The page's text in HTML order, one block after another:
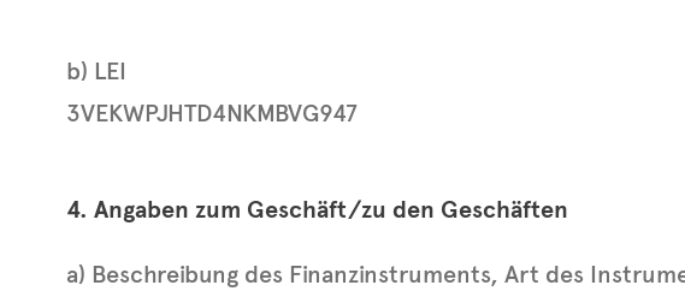
b) LEI
3VEKWPJHTD4NKMBVG947
4. Angaben zum Geschäft/zu den Geschäften
a) Beschreibung des Finanzinstruments, Art des